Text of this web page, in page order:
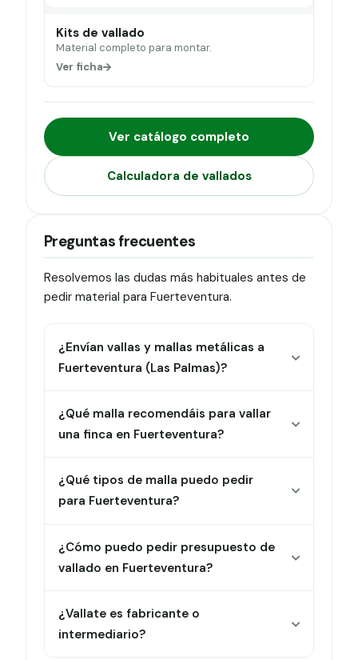
Kits de vallado
Material completo para montar.
Ver ficha
Ver catálogo completo
Calculadora de vallados
Preguntas frecuentes
Resolvemos las dudas más habituales antes de
pedir material para Fuerteventura.
¿Envían vallas y mallas metálicas a
Fuerteventura (Las Palmas)?
¿Qué malla recomendáis para vallar
una finca en Fuerteventura?
¿Qué tipos de malla puedo pedir
para Fuerteventura?
¿Cómo puedo pedir presupuesto de
vallado en Fuerteventura?
¿Vallate es fabricante o
intermediario?